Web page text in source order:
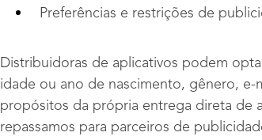
Preferências e restrições de
Distribuidoras de aplicativos podem
idade ou ano de nascimento, gênero,
propósitos da própria entrega direta de
repassamos para parceiros de